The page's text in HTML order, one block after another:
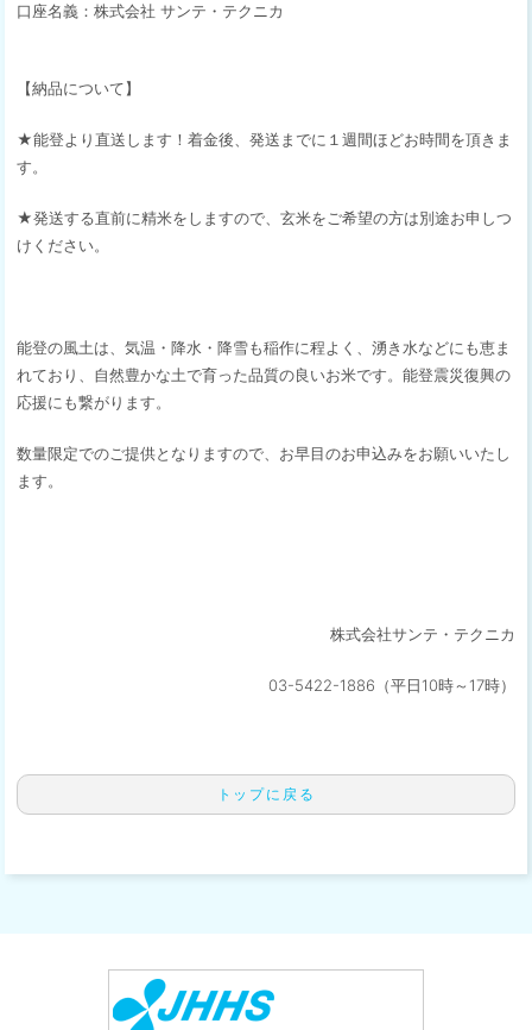
口座名義：株式会社 サンテ・テクニカ
【納品について】
★能登より直送します！着金後、発送までに１週間ほどお時間を頂きま
す。
★発送する直前に精米をしますので、玄米をご希望の方は別途お申しつ
けください。
能登の風土は、気温・降水・降雪も稲作に程よく、湧き水などにも恵ま
れており、自然豊かな土で育った品質の良いお米です。能登震災復興の
応援にも繋がります。
数量限定でのご提供となりますので、お早目のお申込みをお願いいたし
ます。
株式会社サンテ・テクニカ
03-5422-1886（平日10時～17時）
トップに戻る